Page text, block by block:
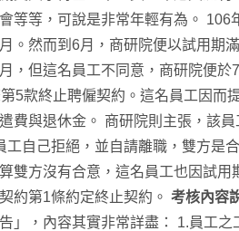
等等，可說是非常年輕有為。 106
。然而到6月，商研院便以試用期
，但這名員工不同意，商研院便於
5款終止聘僱契約。這名員工因而
費與退休金。 商研院則主張，該
工自己拒絕，並自請離職，雙方是
雙方沒有合意，這名員工也因試用
約第1條約定終止契約。 考核內容
」，內容其實非常詳盡： 1.員工